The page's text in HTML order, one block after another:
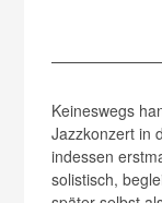
Keineswegs
Jazzkonzert in
indessen
solistisch,